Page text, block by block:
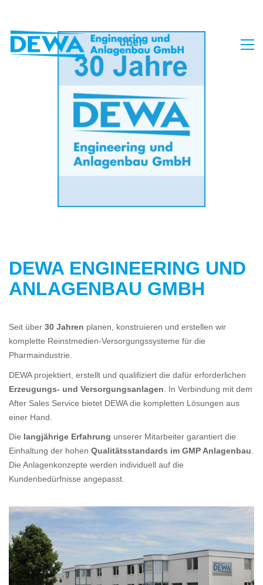
DEWA ENGINEERING UND
ANLAGENBAU GMBH
Seit über 30 Jahren planen, konstruieren und erstellen wir
komplette Reinstmedien-Versorgungssysteme für die
Pharmaindustrie.
DEWA projektiert, erstellt und qualifiziert die dafür erforderlichen
Erzeugungs- und Versorgungsanlagen . In Verbindung mit dem
After Sales Service bietet DEWA die kompletten Lösungen aus
einer Hand.
Die langjährige Erfahrung unserer Mitarbeiter garantiert die
Einhaltung der hohen Qualitätsstandards im GMP Anlagenbau
Die Anlagenkonzepte werden individuell auf die
Kundenbedürfnisse angepasst.